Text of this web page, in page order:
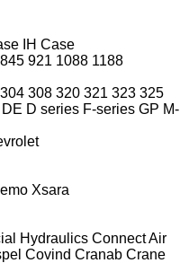
IH Case
845 921 1088 1188
304 308 320 321 323 325
DE D series F-series GP M-
Xsara
Hydraulics Connect Air
Covind Cranab Crane